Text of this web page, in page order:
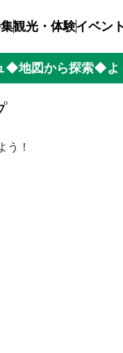
観光・体験イベント
◆地図から探索◆よ
う！